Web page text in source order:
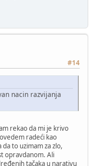
#14
nacin razvijanja
rekao da mi je krivo
radeći kao
da to uzimam za zlo,
opravdanom. Ali
tačaka u narativu